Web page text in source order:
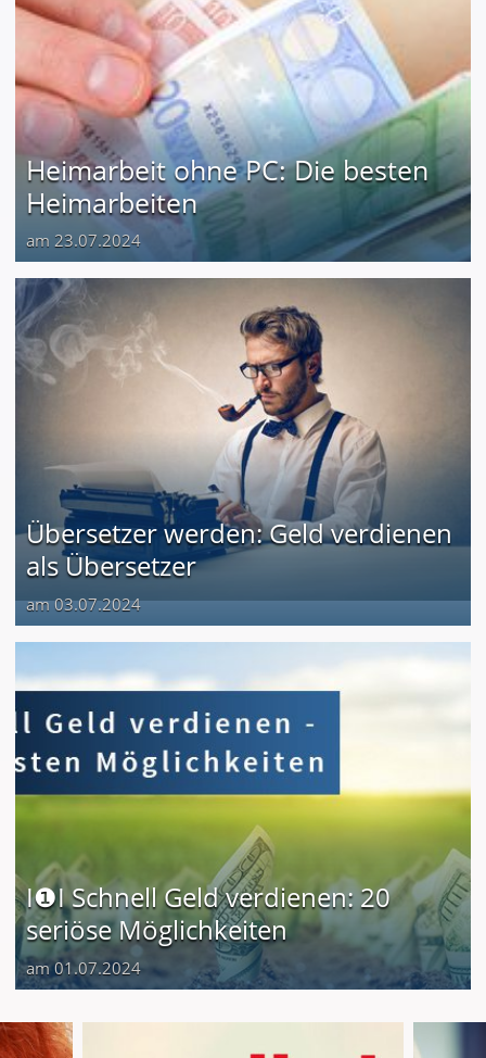
Heimarbeit ohne PC: Die besten
Heimarbeiten
am 23.07.2024
Übersetzer werden: Geld verdienen
als Übersetzer
am 03.07.2024
I❶I Schnell Geld verdienen: 20
seriöse Möglichkeiten
am 01.07.2024